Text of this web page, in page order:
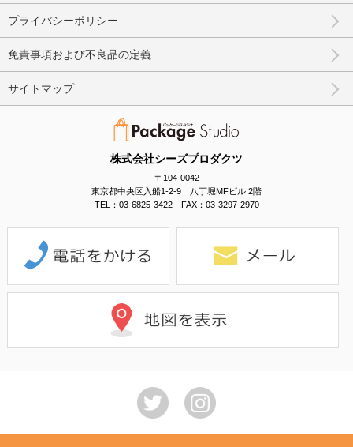
株式会社シーズプロダクツ
〒104-0042
東京都中央区入船1-2-9 八丁堀MFビル 2階
TEL：03-6825-3422 FAX：03-3297-2970
プライバシーポリシー
免責事項および不良品の定義
サイトマップ